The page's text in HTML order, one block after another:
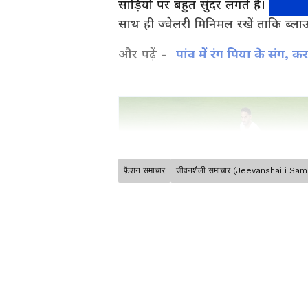
साड़ियों पर बहुत सुंदर लगते हैं। लाल,
साथ ही ज्वेलरी मिनिमल रखें ताकि
और पढ़ें - पांव में रंग पिया के संग,
Lifestyle articles & tips in
फ़ैशन समाचार जीवनशैली समाचार (Jeevanshaili